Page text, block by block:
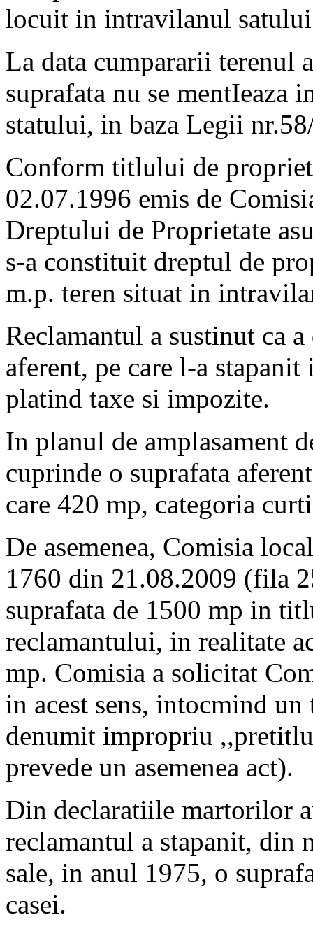
locuit in intravilanul
La data cumpararii terenul
suprafata nu se mentIeaza
statului, in baza Legii
Conform titlului de
02.07.1996 emis de
Dreptului de Proprietate
s-a constituit dreptul de
m.p. teren situat in
Reclamantul a sustinut ca
aferent, pe care l-a
platind taxe si impozite.
In planul de
cuprinde o suprafata
care 420 mp, categoria
De asemenea, Comisia
1760 din 21.08.2009 (fila
suprafata de 1500 mp in
reclamantului, in realitate
mp. Comisia a solicitat
in acest sens, intocmind
denumit impropriu
prevede un asemenea act).
Din declaratiile martorilor
reclamantul a stapanit, din
sale, in anul 1975, o
casei.